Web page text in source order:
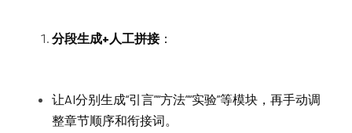
分段生成+人工拼接：
让AI分别生成“引言”“方法”“实验”等模块，再手动调
整章节顺序和衔接词。